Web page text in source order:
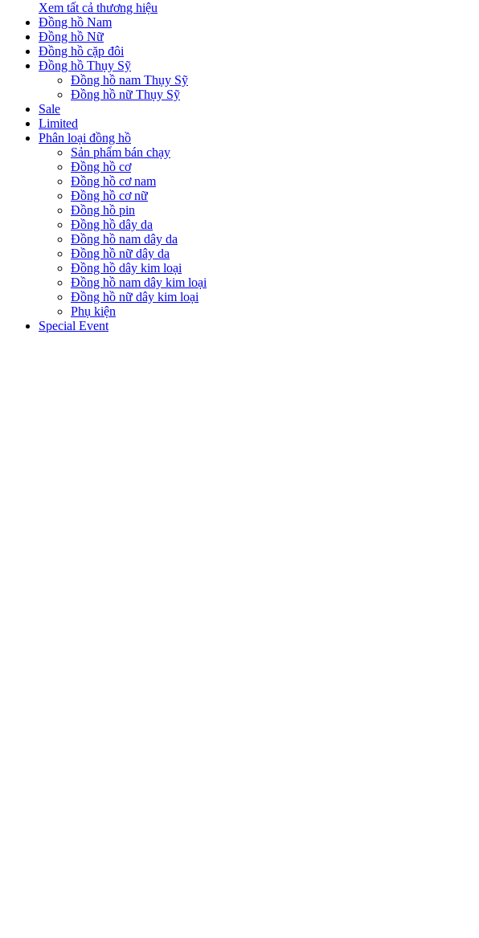
Xem tất cả thương hiệu
Đồng hồ Nam
Đồng hồ Nữ
Đồng hồ cặp đôi
Đồng hồ Thụy Sỹ
Đồng hồ nam Thụy Sỹ
Đồng hồ nữ Thụy Sỹ
Sale
Limited
Phân loại đồng hồ
Sản phẩm bán chạy
Đồng hồ cơ
Đồng hồ cơ nam
Đồng hồ cơ nữ
Đồng hồ pin
Đồng hồ dây da
Đồng hồ nam dây da
Đồng hồ nữ dây da
Đồng hồ dây kim loại
Đồng hồ nam dây kim loại
Đồng hồ nữ dây kim loại
Phụ kiện
Special Event